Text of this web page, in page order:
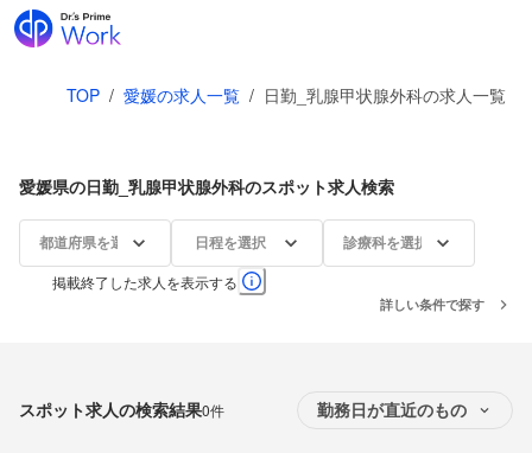
TOP / 愛媛の求人一覧 / 日勤_乳腺甲状腺外科の求人一覧
愛媛県の日勤_乳腺甲状腺外科のスポット求人検索
都道府県を選択 日程を選択 診療科を選択
掲載終了した求人を表示する
詳しい条件で探す
スポット求人の検索結果0件 勤務日が直近のもの